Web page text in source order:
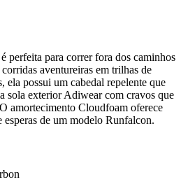
perfeita para correr fora dos caminhos
aventureiras em trilhas de
ela possui um cabedal repelente que
sola exterior Adiwear com cravos que
amortecimento Cloudfoam oferece
de um modelo Runfalcon.